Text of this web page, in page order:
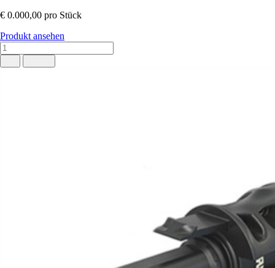
€ 0.000,00 pro Stück
Produkt ansehen